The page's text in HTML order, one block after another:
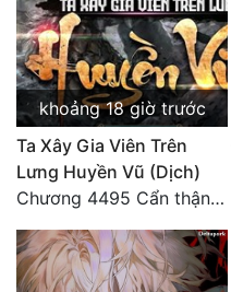
Quan Trường
Quân Sự
Sảng Văn
Sắc
Sủng
Thanh Xuân
Tiên Hiệp
khoảng 18 giờ trước
Ta Xây Gia Viên Trên
Lưng Huyền Vũ (Dịch)
Chương 4495 Cẩn thận một chút vẫn là tốt.